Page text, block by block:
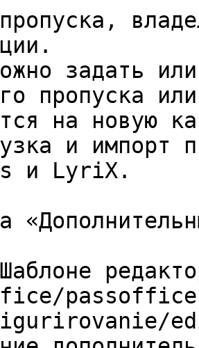
задать
пропуска
на новую
и импорт
и LyriX.